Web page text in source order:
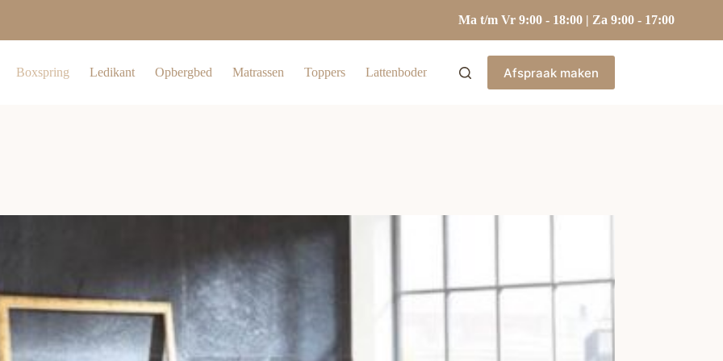
Ma t/m Vr 9:00 - 18:00 | Za 9:00 - 17:00
Boxspring Ledikant Opbergbed Matrassen Toppers Lattenbodems Hoofdkussens Kasten
Afspraak maken